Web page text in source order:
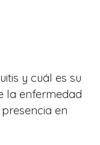
y cuál es su
la enfermedad
en